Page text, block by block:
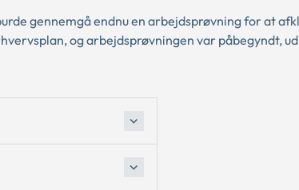
gennemgå endnu en arbejdsprøvning for at
og arbejdsprøvningen var påbegyndt,